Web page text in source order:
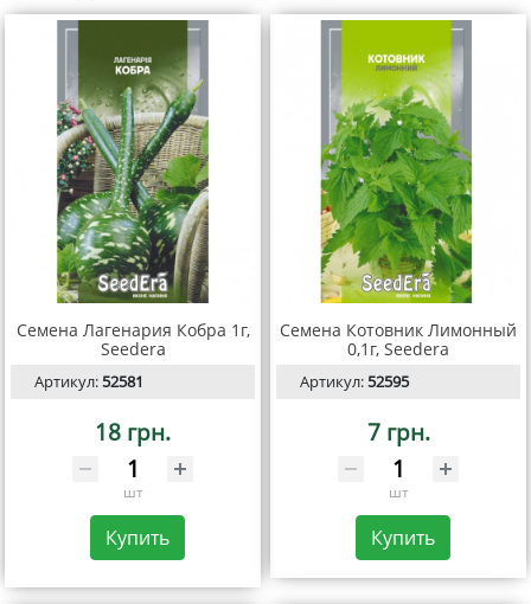
Семена Лагенария Кобра 1г,
Seedera
Артикул:52581
18 грн.
шт
Купить
Семена Котовник Лимонный
0,1г, Seedera
Артикул:52595
7 грн.
шт
Купить